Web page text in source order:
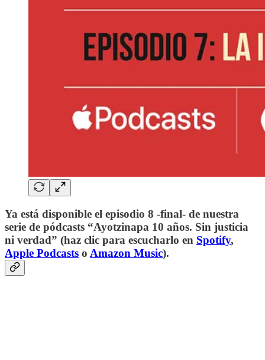
Ya está disponible el episodio 8 -final- de nuestra
serie de pódcasts “Ayotzinapa 10 años. Sin justicia
ni verdad” (haz clic para escucharlo en Spotify,
Apple Podcasts o Amazon Music).